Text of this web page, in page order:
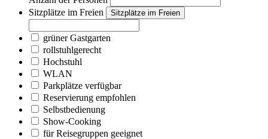
Sitzplätze im Freien
Sitzplätze im Freien
grüner Gastgarten
rollstuhlgerecht
Hochstuhl
WLAN
Parkplätze verfügbar
Reservierung empfohlen
Selbstbedienung
Show-Cooking
für Reisegruppen geeignet